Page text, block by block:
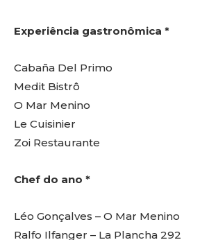
Experiência gastronômica *
Cabaña Del Primo
Medit Bistrô
O Mar Menino
Le Cuisinier
Zoi Restaurante
Chef do ano *
Léo Gonçalves – O Mar Menino
Ralfo Ilfanger – La Plancha 292